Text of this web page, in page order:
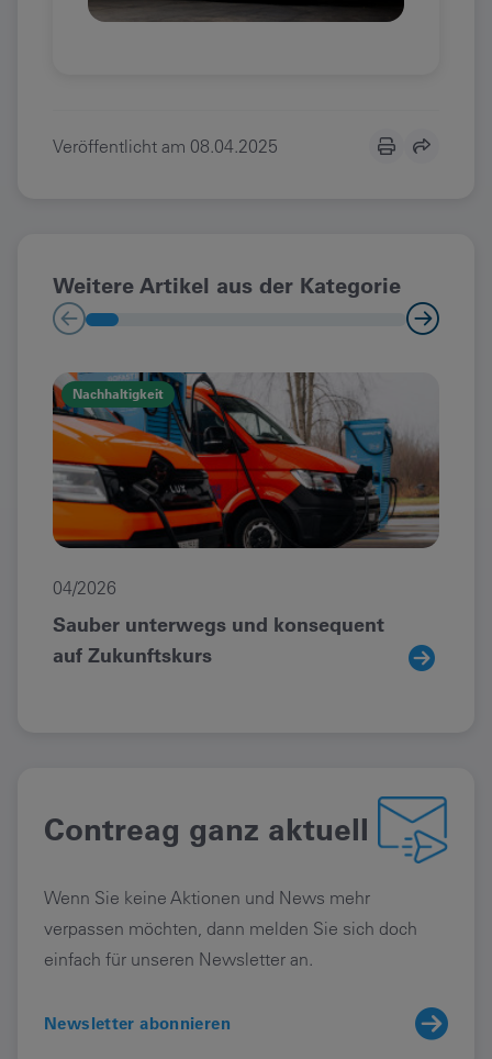
Veröffentlicht am 08.04.2025
Weitere Artikel aus der Kategorie
Nachhaltigkeit
04/2026
Sauber unterwegs und konsequent
auf Zukunftskurs
Contreag ganz aktuell
Wenn Sie keine Aktionen und News mehr
verpassen möchten, dann melden Sie sich doch
einfach für unseren Newsletter an.
Newsletter abonnieren